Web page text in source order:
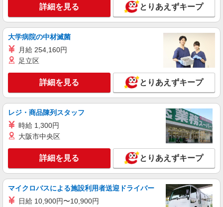
詳細を見る とりあえずキープ
大学病院の中材滅菌
月給 254,160円
足立区
詳細を見る とりあえずキープ
レジ・商品陳列スタッフ
時給 1,300円
大阪市中央区
詳細を見る とりあえずキープ
マイクロバスによる施設利用者送迎ドライバー
日給 10,900円〜10,900円